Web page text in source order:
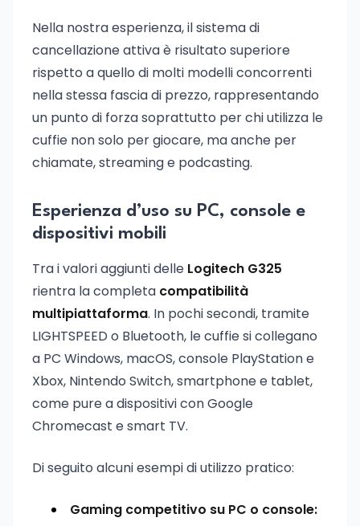
Nella nostra esperienza, il sistema di
cancellazione attiva è risultato superiore
rispetto a quello di molti modelli concorrenti
nella stessa fascia di prezzo, rappresentando
un punto di forza soprattutto per chi utilizza le
cuffie non solo per giocare, ma anche per
chiamate, streaming e podcasting.
Esperienza d’uso su PC, console e
dispositivi mobili
Tra i valori aggiunti delle Logitech G325
rientra la completa compatibilità
multipiattaforma. In pochi secondi, tramite
LIGHTSPEED o Bluetooth, le cuffie si collegano
a PC Windows, macOS, console PlayStation e
Xbox, Nintendo Switch, smartphone e tablet,
come pure a dispositivi con Google
Chromecast e smart TV.
Di seguito alcuni esempi di utilizzo pratico:
Gaming competitivo su PC o console: